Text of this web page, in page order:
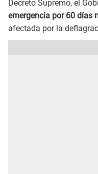
Decreto Supremo, el
emergencia por 60 días
afectada por la